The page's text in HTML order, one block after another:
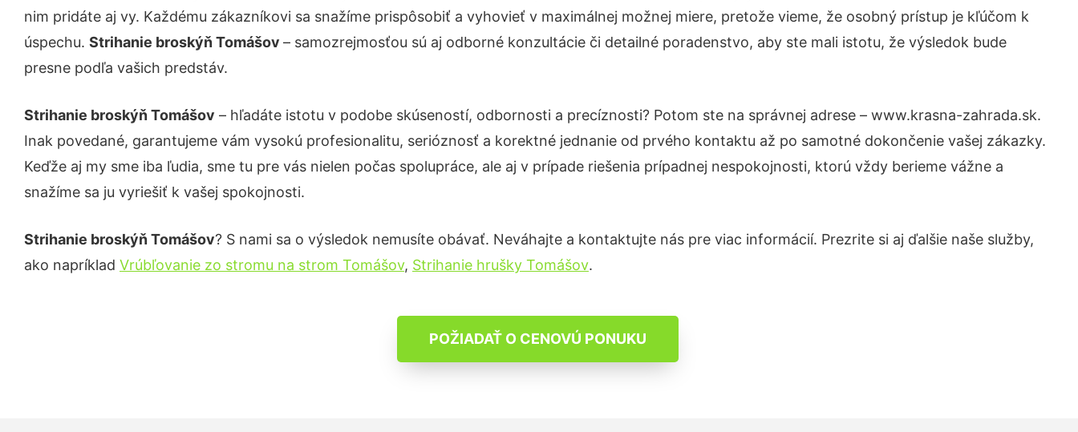
nim pridáte aj vy. Každému zákazníkovi sa snažíme prispôsobiť a vyhovieť v maximálnej možnej miere, pretože vieme, že osobný prístup je kľúčom k
úspechu. Strihanie broskýň Tomášov – samozrejmosťou sú aj odborné konzultácie či detailné poradenstvo, aby ste mali istotu, že výsledok bude
presne podľa vašich predstáv.
Strihanie broskýň Tomášov – hľadáte istotu v podobe skúseností, odbornosti a precíznosti? Potom ste na správnej adrese – www.krasna-zahrada.sk.
Inak povedané, garantujeme vám vysokú profesionalitu, serióznosť a korektné jednanie od prvého kontaktu až po samotné dokončenie vašej zákazky.
Keďže aj my sme iba ľudia, sme tu pre vás nielen počas spolupráce, ale aj v prípade riešenia prípadnej nespokojnosti, ktorú vždy berieme vážne a
snažíme sa ju vyriešiť k vašej spokojnosti.
Strihanie broskýň Tomášov? S nami sa o výsledok nemusíte obávať. Neváhajte a kontaktujte nás pre viac informácií. Prezrite si aj ďalšie naše služby,
ako napríklad Vrúbľovanie zo stromu na strom Tomášov, Strihanie hrušky Tomášov.
POŽIADAŤ O CENOVÚ PONUKU